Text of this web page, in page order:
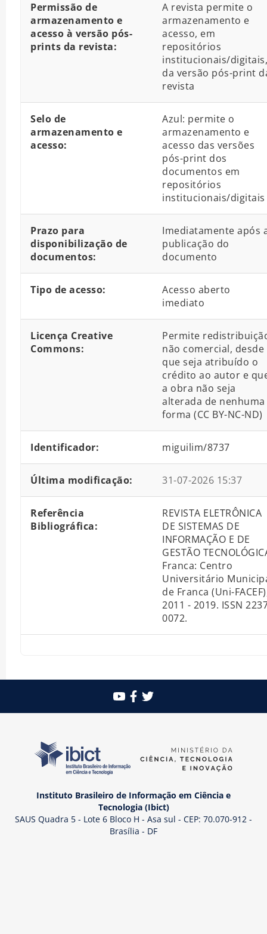
Permissão de
armazenamento e
acesso à versão pós-
prints da revista:
A revista permite o
armazenamento e
acesso, em
repositórios
institucionais/digitais,
da versão pós-print
revista
Selo de
armazenamento e
acesso:
Azul: permite o
armazenamento e
acesso das versões
pós-print dos
documentos em
repositórios
institucionais/digitais
Prazo para
disponibilização de
documentos:
Imediatamente após
publicação do
documento
Tipo de acesso:
Acesso aberto
imediato
Licença Creative
Commons:
Permite
não comercial, desde
que seja atribuído o
crédito ao autor e
a obra não seja
alterada de nenhuma
forma (CC BY-NC-ND)
Identificador: miguilim/8737
Última modificação: 31-07-2026 15:37
Referência
Bibliográfica:
REVISTA ELETRÔNICA
DE SISTEMAS DE
INFORMAÇÃO E DE
GESTÃO
Franca: Centro
Universitário
de Franca (Uni-
2011 - 2019. ISSN
0072.
Instituto Brasileiro de Informação em Ciência e
Tecnologia (Ibict)
SAUS Quadra 5 - Lote 6 Bloco H - Asa sul - CEP: 70.070-912 -
Brasília - DF